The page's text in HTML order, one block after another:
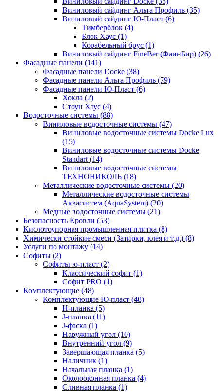
Виниловый сайдинг Альта Профиль (35)
Виниловый сайдинг Ю-Пласт (6)
Тимберблок (4)
Блок Хаус (1)
Корабельный брус (1)
Виниловый сайдинг FineBer (ФаинБир) (26)
Фасадные панели (141)
Фасадные панели Docke (38)
Фасадные панели Альта Профиль (79)
Фасадные панели Ю-Пласт (6)
Хокла (2)
Стоун Хаус (4)
Водосточные системы (88)
Виниловые водосточные системы (47)
Виниловые водосточные системы Docke Lux
(15)
Виниловые водосточные системы Docke
Standart (14)
Виниловые водосточные системы
ТЕХНОНИКОЛЬ (18)
Металлические водосточные системы (20)
Металлические водосточные системы
Аквасистем (AquaSystem) (20)
Медные водосточные системы (21)
Безопасность Кровли (53)
Кислотоупорная промышленная плитка (8)
Химически стойкие смеси (Затирки, клея и т.д.) (8)
Услуги по монтажу (14)
Софиты (2)
Софиты ю-пласт (2)
Классический софит (1)
Софит PRO (1)
Комплектующие (48)
Комплектующие Ю-пласт (48)
H-планка (5)
J-планка (11)
J-фаска (1)
Наружный угол (10)
Внутренний угол (9)
Завершающая планка (5)
Наличник (1)
Начальная планка (1)
Околооконная планка (4)
Сливная планка (1)